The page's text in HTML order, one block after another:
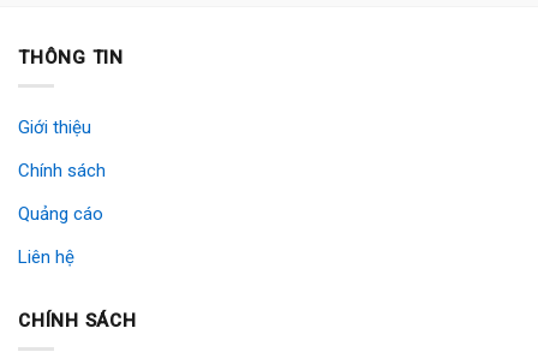
THÔNG TIN
Giới thiệu
Chính sách
Quảng cáo
Liên hệ
CHÍNH SÁCH